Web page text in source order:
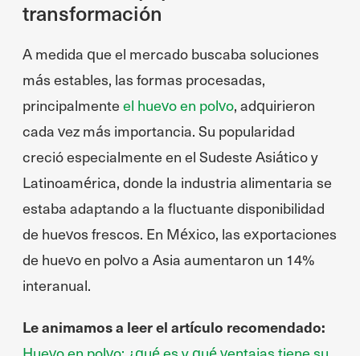
transformación
A medida que el mercado buscaba soluciones
más estables, las formas procesadas,
principalmente el huevo en polvo, adquirieron
cada vez más importancia. Su popularidad
creció especialmente en el Sudeste Asiático y
Latinoamérica, donde la industria alimentaria se
estaba adaptando a la fluctuante disponibilidad
de huevos frescos. En México, las exportaciones
de huevo en polvo a Asia aumentaron un 14%
interanual.
Le animamos a leer el artículo recomendado: